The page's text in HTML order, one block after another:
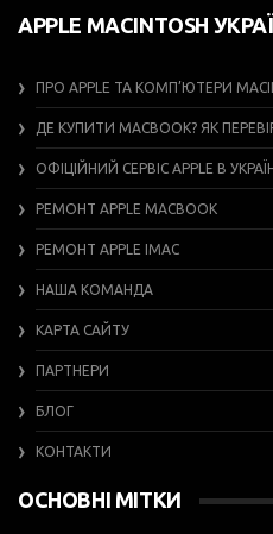
APPLE MACINTOSH
ПРО APPLE ТА КОМП’ЮТЕРИ
ДЕ КУПИТИ MACBOOK? ЯК
ОФІЦІЙНИЙ СЕРВІС APPLE В
РЕМОНТ APPLE MACBOOK
РЕМОНТ APPLE IMAC
НАША КОМАНДА
КАРТА САЙТУ
ПАРТНЕРИ
БЛОГ
КОНТАКТИ
ОСНОВНІ МІТКИ